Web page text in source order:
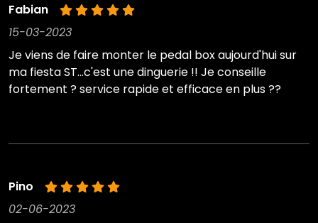
Fabian
15-03-2023
Je viens de faire monter le pedal box aujourd'hui sur
ma fiesta ST...c'est une dinguerie !! Je conseille
fortement ? service rapide et efficace en plus ??
Pino
02-06-2023